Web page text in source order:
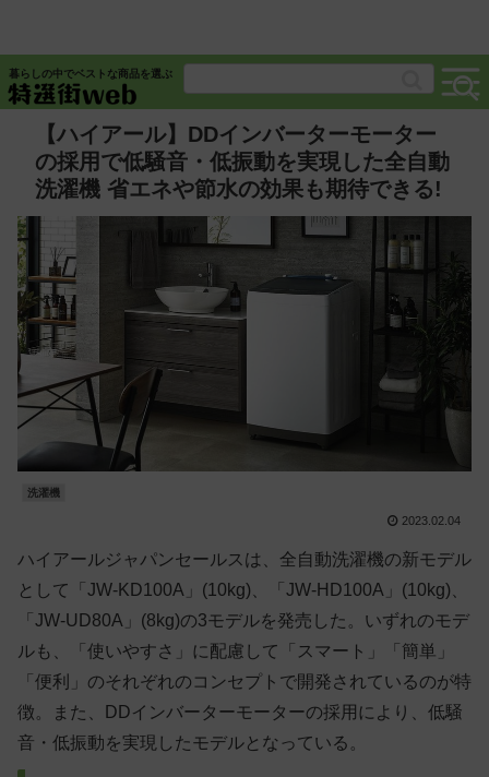
暮らしの中でベストな商品を選ぶ
【ハイアール】DDインバーターモーター
の採用で低騒音・低振動を実現した全自動
洗濯機 省エネや節水の効果も期待できる!
洗濯機
2023.02.04
ハイアールジャパンセールスは、全自動洗濯機の新モデル
として「JW-KD100A」(10kg)、「JW-HD100A」(10kg)、
「JW-UD80A」(8kg)の3モデルを発売した。いずれのモデ
ルも、「使いやすさ」に配慮して「スマート」「簡単」
「便利」のそれぞれのコンセプトで開発されているのが特
徴。また、DDインバーターモーターの採用により、低騒
音・低振動を実現したモデルとなっている。